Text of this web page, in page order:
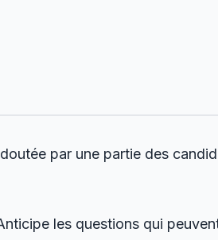
par une partie des
les questions qui